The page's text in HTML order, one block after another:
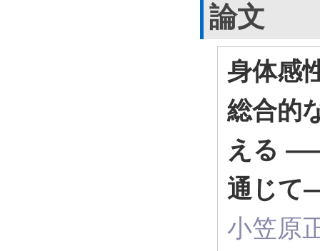
論文
身体感
総合的
える
通じ
小笠原